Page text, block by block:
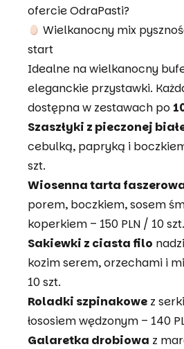
ofercie OdraPasti?
Wielkanocny mix
start
Idealne na wielkanocny
eleganckie przystawki.
dostępna w zestawach po
Szaszłyki z pieczonej
cebulką, papryką i
szt.
Wiosenna tarta
porem, boczkiem, sosem
koperkiem – 150 PLN / 10 szt.
Sakiewki z ciasta filo
kozim serem, orzechami i
10 szt.
Roladki szpinakowe z
łososiem wędzonym – 140
Galaretka drobiowa z